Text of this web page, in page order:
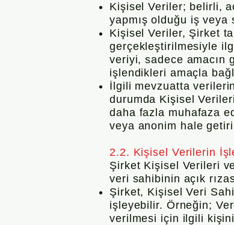
Kişisel Veriler; belirli,
yapmış olduğu iş veya
Kişisel Veriler, Şirket
gerçekleştirilmesiyle
veriyi, sadece amacın
işlendikleri amaçla
İlgili mevzuatta
durumda Kişisel
daha fazla muhafaza
veya anonim hale
2.2. Kişisel Verilerin
Şirket Kişisel Verileri
veri sahibinin açık
Şirket, Kişisel Veri
işleyebilir. Örneğin;
verilmesi için ilgili